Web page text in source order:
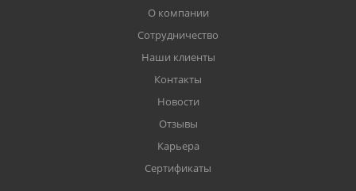
О компании
Сотрудничество
Наши клиенты
Контакты
Новости
Отзывы
Карьера
Сертификаты